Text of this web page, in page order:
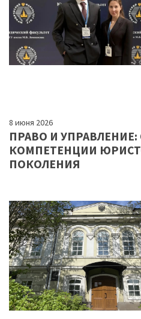
8 июня 2026
ПРАВО И
КОМПЕТЕНЦИИ
ПОКОЛЕНИЯ